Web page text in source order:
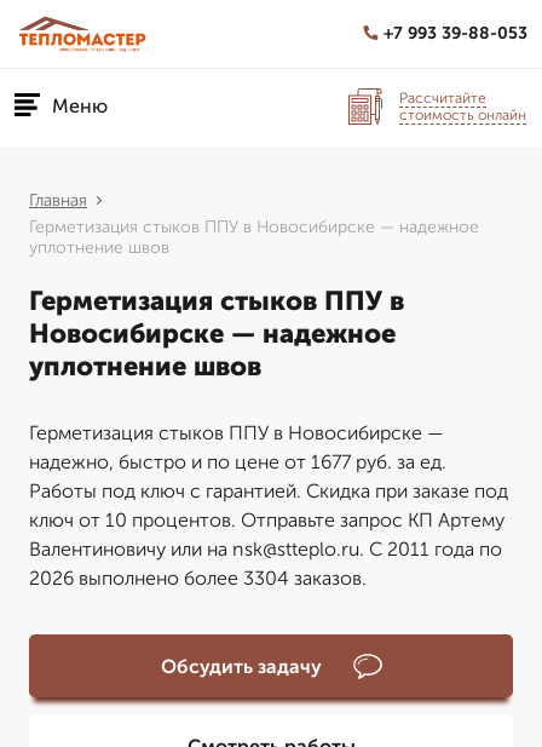
+7 993 39-88-053
Меню
Рассчитайте
стоимость онлайн
Главная
Герметизация стыков ППУ в Новосибирске — надежное
уплотнение швов
Герметизация стыков ППУ в
Новосибирске — надежное
уплотнение швов
Герметизация стыков ППУ в Новосибирске —
надежно, быстро и по цене от 1677 руб. за ед.
Работы под ключ с гарантией. Скидка при заказе под
ключ от 10 процентов. Отправьте запрос КП Артему
Валентиновичу или на nsk@stteplo.ru. С 2011 года по
2026 выполнено более 3304 заказов.
Обсудить задачу